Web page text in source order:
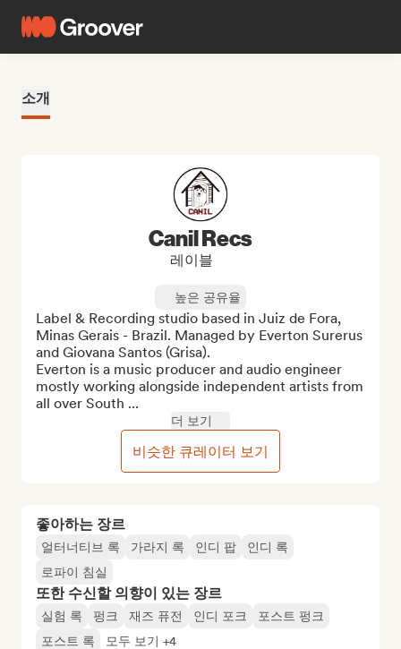
소개
좋아하는 장르
얼터너티브 록 가라지 록 인디 팝
인디 록
로파이 침실
또한 수신할 의향이 있는 장르
실험 록 펑크 재즈 퓨전 인디 포크
포스트 펑크
포스트 록
모두 보기 +4
Canil Recs
레이블
높은 공유율
Label & Recording studio based in Juiz de Fora,
Minas Gerais - Brazil. Managed by Everton Surerus
and Giovana Santos (Grisa).
Everton is a music producer and audio engineer
mostly working alongside independent artists from
all over South ...
더 보기
비슷한 큐레이터 보기